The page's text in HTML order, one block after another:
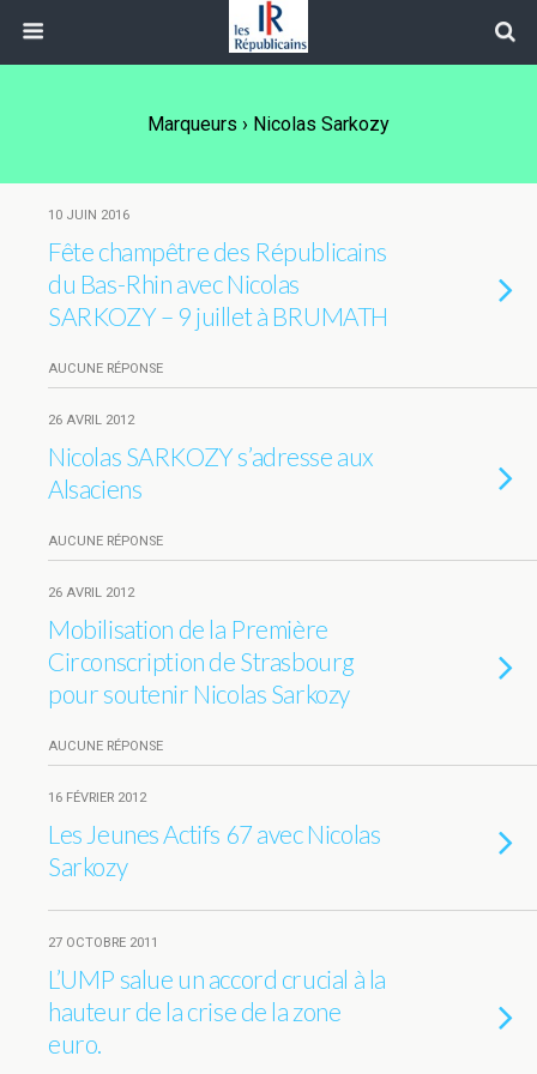
Marqueurs › Nicolas Sarkozy
10 JUIN 2016
Fête champêtre des Républicains
du Bas-Rhin avec Nicolas
SARKOZY – 9 juillet à BRUMATH
AUCUNE RÉPONSE
26 AVRIL 2012
Nicolas SARKOZY s’adresse aux
Alsaciens
AUCUNE RÉPONSE
26 AVRIL 2012
Mobilisation de la Première
Circonscription de Strasbourg
pour soutenir Nicolas Sarkozy
AUCUNE RÉPONSE
16 FÉVRIER 2012
Les Jeunes Actifs 67 avec Nicolas
Sarkozy
27 OCTOBRE 2011
L’UMP salue un accord crucial à la
hauteur de la crise de la zone
euro.